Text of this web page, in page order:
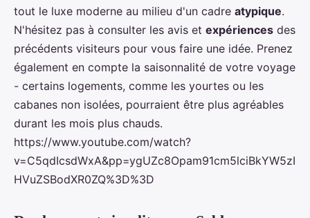
tout le luxe moderne au milieu d'un cadre atypique.
N'hésitez pas à consulter les avis et expériences des
précédents visiteurs pour vous faire une idée. Prenez
également en compte la saisonnalité de votre voyage
- certains logements, comme les yourtes ou les
cabanes non isolées, pourraient être plus agréables
durant les mois plus chauds.
https://www.youtube.com/watch?
v=C5qdIcsdWxA&pp=ygUZc8Opam91cm5lciBkYW5zI
HVuZSBodXR0ZQ%3D%3D